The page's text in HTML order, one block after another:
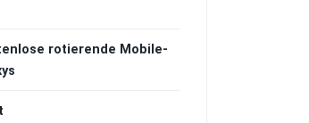
rotierende Mobile-